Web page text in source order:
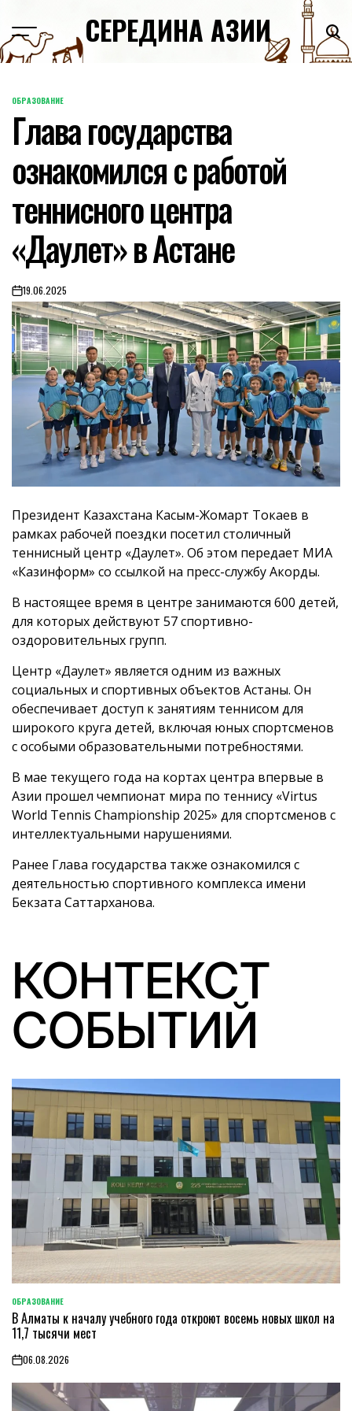
content
СЕРЕДИНА АЗИИ
POSTED
IN
ОБРАЗОВАНИЕ
Глава государства
ознакомился с работой
теннисного центра
«Даулет» в Астане
on19.06.2025
Президент Казахстана Касым-Жомарт Токаев в
рамках рабочей поездки посетил столичный
теннисный центр «Даулет». Об этом передает МИА
«Казинформ» со ссылкой на пресс-службу Акорды.
В настоящее время в центре занимаются 600 детей,
для которых действуют 57 спортивно-
оздоровительных групп.
Центр «Даулет» является одним из важных
социальных и спортивных объектов Астаны. Он
обеспечивает доступ к занятиям теннисом для
широкого круга детей, включая юных спортсменов
с особыми образовательными потребностями.
В мае текущего года на кортах центра впервые в
Азии прошел чемпионат мира по теннису «Virtus
World Tennis Championship 2025» для спортсменов с
интеллектуальными нарушениями.
Ранее Глава государства также ознакомился с
деятельностью спортивного комплекса имени
Бекзата Саттарханова.
КОНТЕКСТ
СОБЫТИЙ
POSTED
IN
ОБРАЗОВАНИЕ
В Алматы к началу учебного года откроют восемь новых школ на
11,7 тысячи мест
on06.08.2026